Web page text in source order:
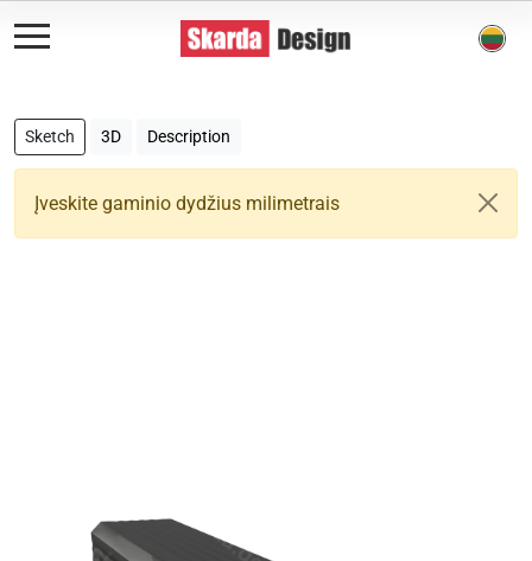
Sketch 3D Description
Įveskite gaminio dydžius milimetrais